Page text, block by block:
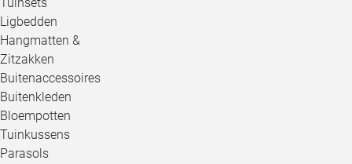
Ligbedden
Hangmatten &
Zitzakken
Buitenaccessoires
Buitenkleden
Bloempotten
Tuinkussens
Parasols